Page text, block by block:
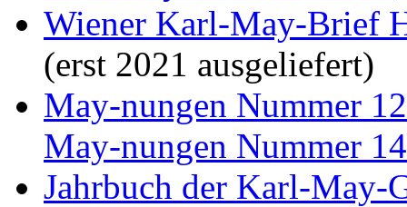
Wiener Karl-May-Brief
(erst 2021 ausgeliefert)
May-nungen Nummer 12
May-nungen Nummer 14
Jahrbuch der Karl-May-